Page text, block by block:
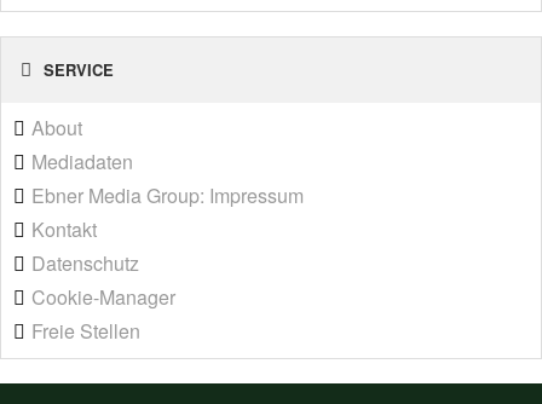
SERVICE
About
Mediadaten
Ebner Media Group: Impressum
Kontakt
Datenschutz
Cookie-Manager
Freie Stellen